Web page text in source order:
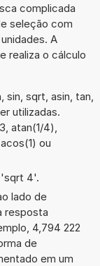
complicada
seleção com
A
realiza o cálculo
sqrt, asin, tan,
utilizadas.
atan(1/4),
ou
4'.
lado de
resposta
4,794 222
de
em um